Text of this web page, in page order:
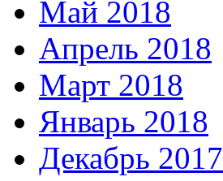
Май 2018
Апрель 2018
Март 2018
Январь 2018
Декабрь 2017